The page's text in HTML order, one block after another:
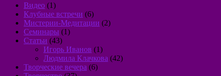
Видео (1)
Клубные встречи (6)
Мистерии-Медитации (2)
Семинары (1)
Статьи (43)
Игорь Иванов (1)
Людмила Клачкова (42)
Творческие вечера (6)